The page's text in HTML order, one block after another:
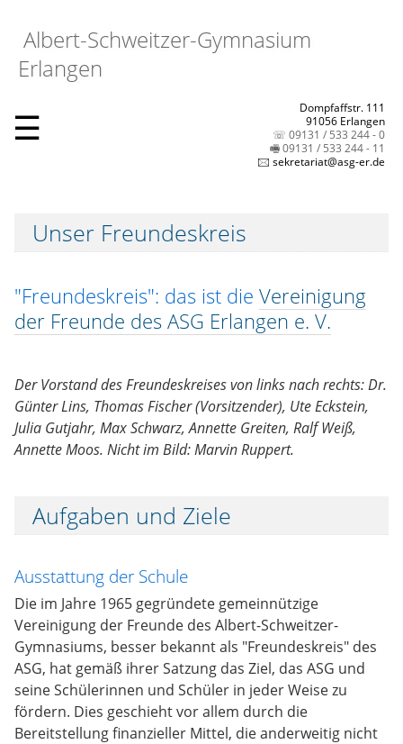
Albert-Schweitzer-Gymnasium
Erlangen
☰
Dompfaffstr. 111
91056 Erlangen
☏ 09131 / 533 244 - 0
🖷 09131 / 533 244 - 11
🖂 sekretariat@asg-er.de
Unser Freundeskreis
"Freundeskreis": das ist die Vereinigung
der Freunde des ASG Erlangen e. V.
Der Vorstand des Freundeskreises von links nach rechts: Dr.
Günter Lins, Thomas Fischer (Vorsitzender), Ute Eckstein,
Julia Gutjahr, Max Schwarz, Annette Greiten, Ralf Weiß,
Annette Moos. Nicht im Bild: Marvin Ruppert.
Aufgaben und Ziele
Ausstattung der Schule
Die im Jahre 1965 gegründete gemeinnützige
Vereinigung der Freunde des Albert-Schweitzer-
Gymnasiums, besser bekannt als "Freundeskreis" des
ASG, hat gemäß ihrer Satzung das Ziel, das ASG und
seine Schülerinnen und Schüler in jeder Weise zu
fördern. Dies geschieht vor allem durch die
Bereitstellung finanzieller Mittel, die anderweitig nicht